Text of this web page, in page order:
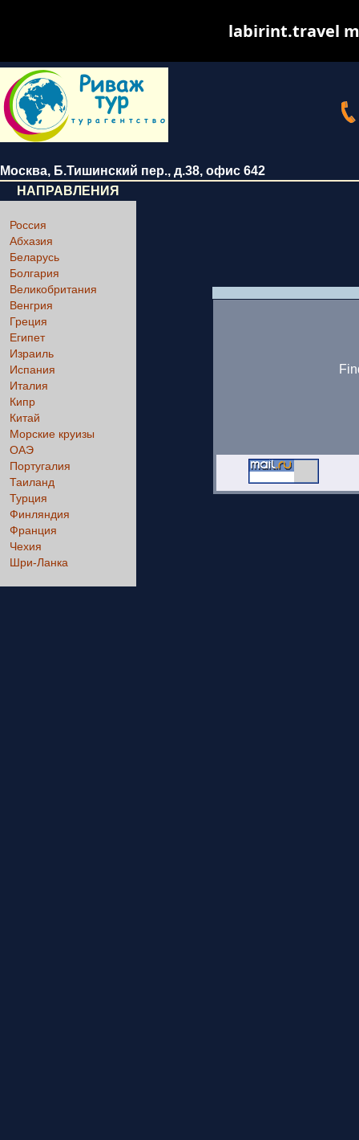
Москва, Б.Тишинский пер., д.38, офис 642
НАПРАВЛЕНИЯ
Россия
Абхазия
Беларусь
Болгария
Великобритания
Венгрия
Греция
Египет
Израиль
Испания
Италия
Кипр
Китай
Морские круизы
ОАЭ
Португалия
Таиланд
Турция
Финляндия
Франция
Чехия
Шри-Ланка
labirint.travel